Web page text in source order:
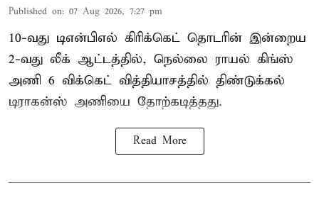
Published on: 07 Aug 2026, 7:27 pm
10-வது டிஎன்பிஎல் கிரிக்கெட் தொடரின் இன்றைய
2-வது லீக் ஆட்டத்தில், நெல்லை ராயல் கிங்ஸ்
அணி 6 விக்கெட் வித்தியாசத்தில் திண்டுக்கல்
டிராகன்ஸ் அணியை தோற்கடித்தது.
Read More